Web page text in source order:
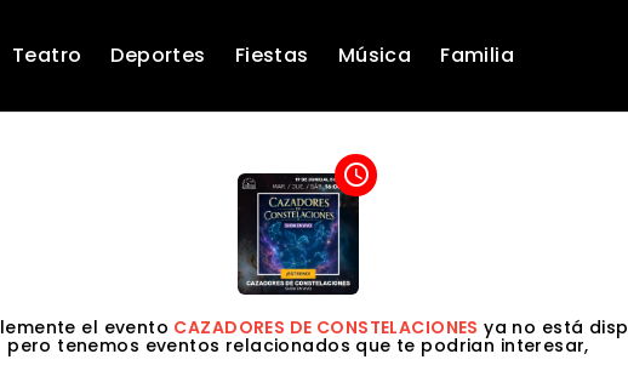
Teatro Deportes Fiestas Música Familia
access_time
el evento CAZADORES DE CONSTELACIONES ya no está
pero tenemos eventos relacionados que te podrian interesar,